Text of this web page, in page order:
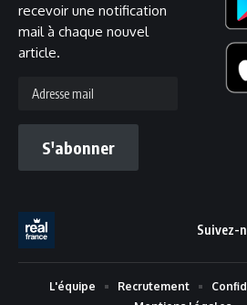
recevoir une notification
mail à chaque nouvel
article.
mail
S'abonner
Suivez-
L'équipe Recrutement